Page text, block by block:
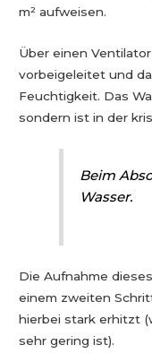
m² aufweisen.
Über einen
vorbeigeleitet und
Feuchtigkeit. Das
sondern ist in der
Beim
Wasser.
Die Aufnahme
einem zweiten
hierbei stark erhitzt
sehr gering ist).